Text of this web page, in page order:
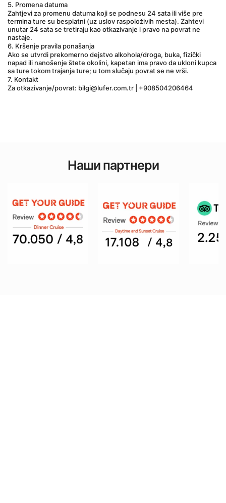
5. Promena datuma
Zahtjevi za promenu datuma koji se podnesu 24 sata ili više pre
termina ture su besplatni (uz uslov raspoloživih mesta). Zahtevi
unutar 24 sata se tretiraju kao otkazivanje i pravo na povrat ne
nastaje.
6. Kršenje pravila ponašanja
Ako se utvrdi prekomerno dejstvo alkohola/droga, buka, fizički
napad ili nanošenje štete okolini, kapetan ima pravo da ukloni kupca
sa ture tokom trajanja ture; u tom slučaju povrat se ne vrši.
7. Kontakt
Za otkazivanje/povrat: bilgi@lufer.com.tr | +908504206464
Наши партнери